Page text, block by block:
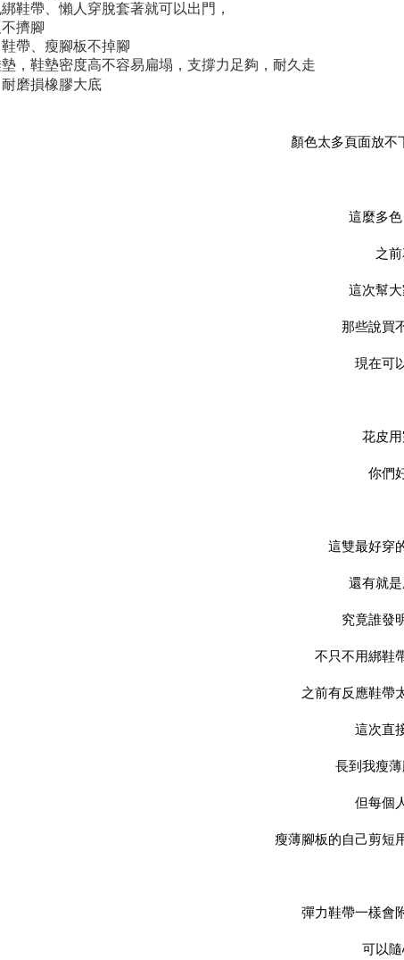
鞋帶、懶人穿脫套著就可以出門，
擠腳
帶、瘦腳板不掉腳
，鞋墊密度高不容易扁塌，支撐力足夠，耐久走
磨損橡膠大底
顏色太多頁面放不
這麼多
之
這次幫
那些說買
現在可
花皮
你們
這雙最好穿
還有就
究竟誰發
不只不用綁鞋
之前有反應鞋帶
這次直
長到我瘦
但每個
瘦薄腳板的自己剪短
彈力鞋帶一樣會
可以